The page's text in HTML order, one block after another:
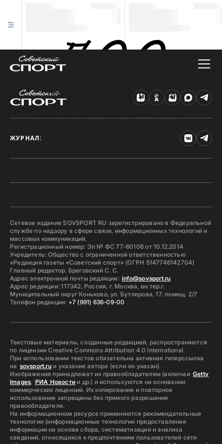
Техническая ошибка на сайте
Произошла ошибка. Чтобы найти нужную
ЖУРНАЛ:
Сетевое издание SOVSPORT RU зарегистрировано в Федеральной
службе по надзору в сфере связи, информационных технологий и
массовых коммуникаций.
Регистрационный номер: Эл № ФС 77-60106 от 10.12.2014
Учредитель: Общество с ограниченной ответственностью
«Редакция газеты «Советский спорт» (ОГРН 5147746142704)
Главный редактор: Бреговский С. С.
Адрес электронной почты редакции: info@sovsport.ru
Адрес редакции: 117342, Россия, г. Москва, вн.тер.г.
Муниципальный округ Коньково, ул. Бутлерова, 17, помещ. 2/7
Телефон редакции: +7 (991) 636-09-00
Текстовые материалы, созданные редакцией, распространяются
по лицензии Creative Commons Attribution 4.0 International.
При использовании текстов обязательна активная гиперссылка
на sovsport.ruи указание автора (если он указан).
Изображения принадлежат их правообладателям (включая Getty
Images, РИА Новостии др.) и используются на основании
коммерческих лицензий. Их копирование и повторное
использование запрещены без прямого разрешения
правообладателя.
На информационном ресурсе применяются рекомендательные
технологии (информационные технологии предоставления
информации на основе сбора, систематизации и анализа
сведений, относящихся к предпочтениям пользователей сети